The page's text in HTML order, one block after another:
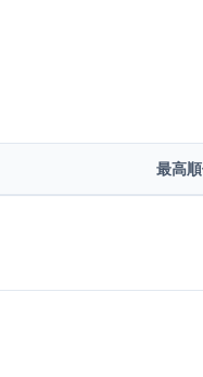
最高